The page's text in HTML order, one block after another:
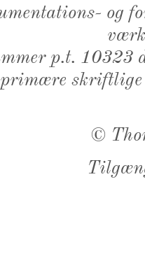
og
p.t. 10323
primære
©